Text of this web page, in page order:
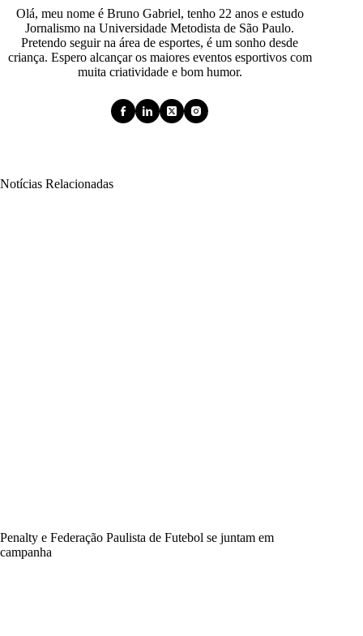
Olá, meu nome é Bruno Gabriel, tenho 22 anos e estudo
Jornalismo na Universidade Metodista de São Paulo.
Pretendo seguir na área de esportes, é um sonho desde
criança. Espero alcançar os maiores eventos esportivos com
muita criatividade e bom humor.
Notícias Relacionadas
Penalty e Federação Paulista de Futebol se juntam em
campanha